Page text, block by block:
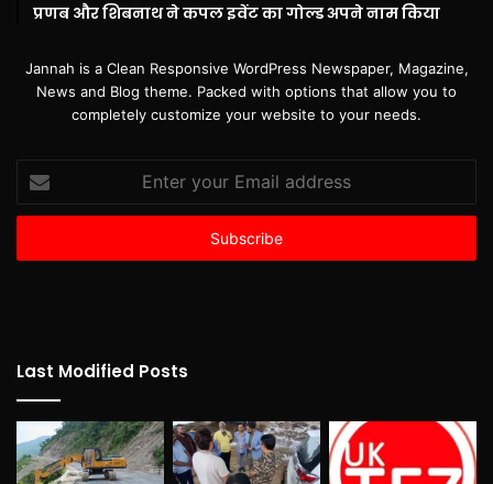
प्रणब और शिबनाथ ने कपल इवेंट का गोल्ड अपने नाम किया
Jannah is a Clean Responsive WordPress Newspaper, Magazine,
News and Blog theme. Packed with options that allow you to
completely customize your website to your needs.
your
Email
Last Modified Posts